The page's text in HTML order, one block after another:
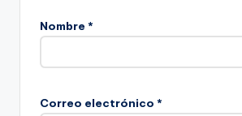
Nombre *
Correo electrónico *